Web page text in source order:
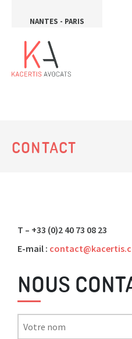
NANTES - PARIS
CONTACT
T – +33 (0)2 40 73 08 23
E-mail :
NOUS